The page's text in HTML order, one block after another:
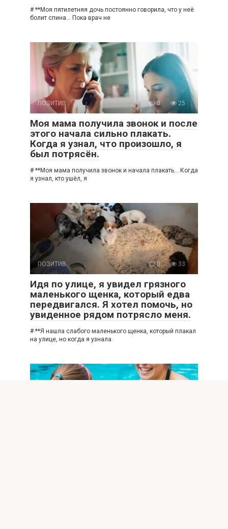
# **Моя пятилетняя дочь постоянно говорила, что у неё
болит спина… Пока врач не
ПОЗИТИВ 0 25
Моя мама получила звонок и после
этого начала сильно плакать.
Когда я узнал, что произошло, я
был потрясён.
# **Моя мама получила звонок и начала плакать… Когда
я узнал, кто ушёл, я
ПОЗИТИВ 0 33
Идя по улице, я увидел грязного
маленького щенка, который едва
передвигался. Я хотел помочь, но
увиденное рядом потрясло меня.
# **Я нашла слабого маленького щенка, который плакал
на улице, но когда я узнала